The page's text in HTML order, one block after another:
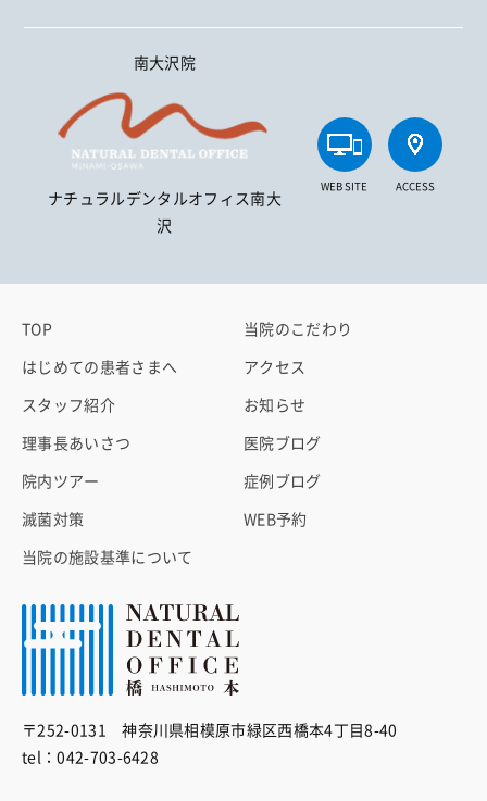
南大沢院
ナチュラルデンタルオフィス南大
沢
WEB SITE ACCESS
TOP
はじめての患者さまへ
スタッフ紹介
理事長あいさつ
院内ツアー
滅菌対策
当院の施設基準について
当院のこだわり
アクセス
お知らせ
医院ブログ
症例ブログ
WEB予約
〒252-0131 神奈川県相模原市緑区西橋本4丁目8-40
tel：042-703-6428